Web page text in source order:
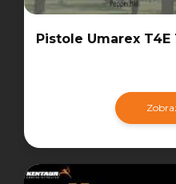
Pistole Umarex T4E